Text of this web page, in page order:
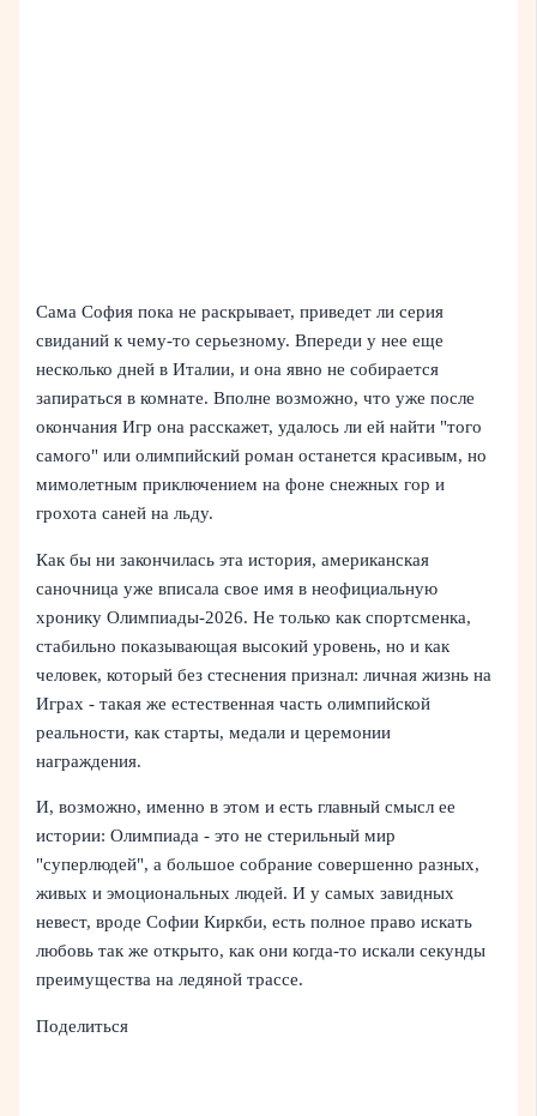
Сама София пока не раскрывает, приведет ли серия
свиданий к чему-то серьезному. Впереди у нее еще
несколько дней в Италии, и она явно не собирается
запираться в комнате. Вполне возможно, что уже после
окончания Игр она расскажет, удалось ли ей найти "того
самого" или олимпийский роман останется красивым, но
мимолетным приключением на фоне снежных гор и
грохота саней на льду.
Как бы ни закончилась эта история, американская
саночница уже вписала свое имя в неофициальную
хронику Олимпиады-2026. Не только как спортсменка,
стабильно показывающая высокий уровень, но и как
человек, который без стеснения признал: личная жизнь на
Играх - такая же естественная часть олимпийской
реальности, как старты, медали и церемонии
награждения.
И, возможно, именно в этом и есть главный смысл ее
истории: Олимпиада - это не стерильный мир
"суперлюдей", а большое собрание совершенно разных,
живых и эмоциональных людей. И у самых завидных
невест, вроде Софии Киркби, есть полное право искать
любовь так же открыто, как они когда-то искали секунды
преимущества на ледяной трассе.
Поделиться